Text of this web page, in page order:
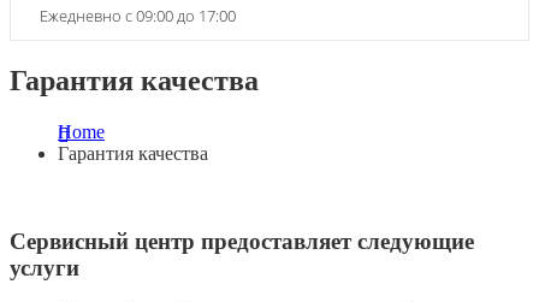
Ежедневно с 09:00 до 17:00
Гарантия качества
Home
Гарантия качества
Сервисный центр предоставляет следующие
услуги